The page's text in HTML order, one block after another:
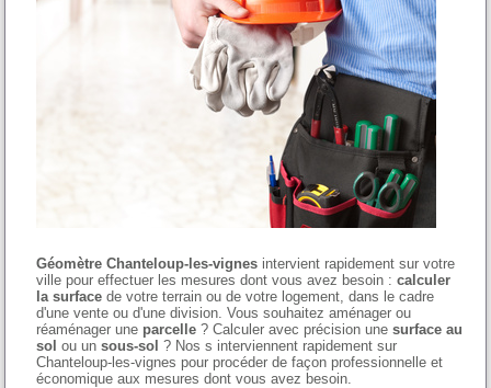
Géomètre Chanteloup-les-vignes intervient rapidement sur votre
ville pour effectuer les mesures dont vous avez besoin :calculer
la surface de votre terrain ou de votre logement, dans le cadre
d'une vente ou d'une division. Vous souhaitez aménager ou
réaménager une parcelle ? Calculer avec précision unesurface au
sol ou unsous-sol ? Nos s interviennent rapidement sur
Chanteloup-les-vignes pour procéder de façon professionnelle et
économique aux mesures dont vous avez besoin.